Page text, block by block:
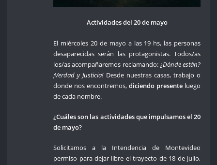
Actividades del 20 de mayo
El miércoles 20 de mayo a las 19 hs, las personas
desaparecidas serán las protagonistas. Todos/as
los/as acompañaremos reclamando:¿Dónde están?
¡Verdad y Justicia! Desde nuestras casas, trabajo o
donde nos encontremos,diciendo presente luego
de cada nombre.
¿Cuáles son las actividades que impulsamos el 20
de mayo?
Solicitamos a la Intendencia de Montevideo
permiso para dejar libre el trayecto de 18 de julio,